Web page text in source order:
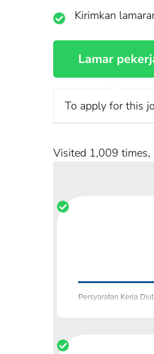
Kirimkan
To apply for this
Visited 1,009 times,
Persyaratan Kerja